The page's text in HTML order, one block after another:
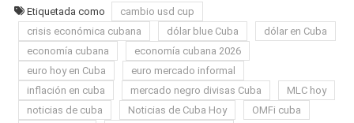
Etiquetada como
cambio usd cup
crisis económica cubana
dólar blue Cuba
dólar en Cuba
economía cubana
economía cubana 2026
euro hoy en Cuba
euro mercado informal
inflación en cuba
mercado negro divisas Cuba
MLC hoy
noticias de cuba
Noticias de Cuba Hoy
OMFi cuba